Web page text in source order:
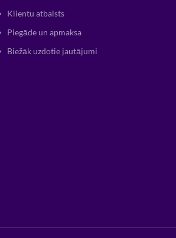
Klientu atbalsts
Piegāde un apmaksa
Biežāk uzdotie jautājumi